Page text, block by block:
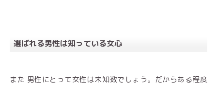
選ばれる男性は知っている女心
また 男性にとって女性は未知数でしょう。だからある程度